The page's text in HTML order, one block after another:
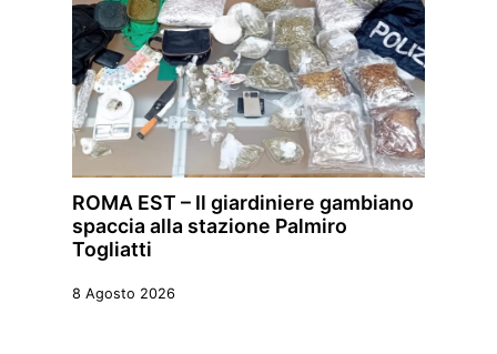
ROMA EST – Il giardiniere gambiano
spaccia alla stazione Palmiro
Togliatti
8 Agosto 2026